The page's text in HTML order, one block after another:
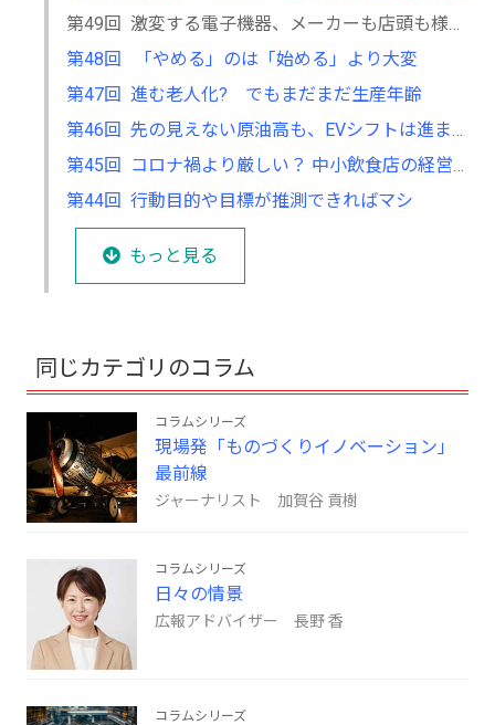
第48回 「やめる」のは「始める」より大変
第47回 進む老人化? でもまだまだ生産年齢
第44回 行動目的や目標が推測できればマシ
もっと見る
同じカテゴリのコラム
コラムシリーズ
現場発「ものづくりイノベーション」
最前線
ジャーナリスト 加賀谷 貢樹
コラムシリーズ
日々の情景
広報アドバイザー 長野 香
コラムシリーズ